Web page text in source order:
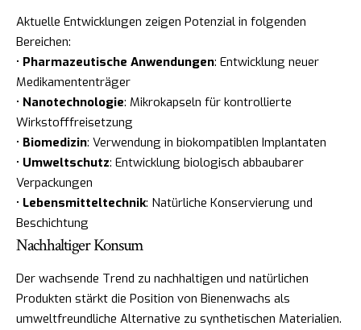
Aktuelle Entwicklungen zeigen Potenzial in folgenden
Bereichen:
• Pharmazeutische Anwendungen: Entwicklung neuer
Medikamententräger
• Nanotechnologie: Mikrokapseln für kontrollierte
Wirkstofffreisetzung
• Biomedizin: Verwendung in biokompatiblen Implantaten
• Umweltschutz: Entwicklung biologisch abbaubarer
Verpackungen
• Lebensmitteltechnik: Natürliche Konservierung und
Beschichtung
Nachhaltiger Konsum
Der wachsende Trend zu nachhaltigen und natürlichen
Produkten stärkt die Position von Bienenwachs als
umweltfreundliche Alternative zu synthetischen Materialien.